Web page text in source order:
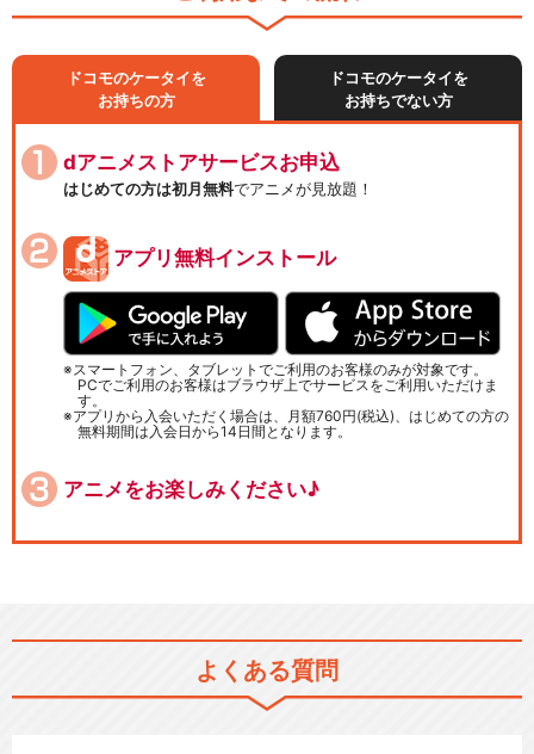
ドコモのケータイを
お持ちの方
ドコモのケータイを
お持ちでない方
dアニメストアサービスお申込
はじめての方は初月無料でアニメが見放題！
アプリ無料インストール
スマートフォン、タブレットでご利用のお客様のみが対象です。
PCでご利用のお客様はブラウザ上でサービスをご利用いただけま
す。
アプリから入会いただく場合は、月額760円(税込)、はじめての方の
無料期間は入会日から14日間となります。
アニメをお楽しみください♪
よくある質問